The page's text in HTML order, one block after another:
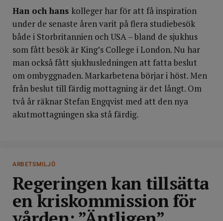
Han och hans kolleger har för att få inspiration
under de senaste åren varit på flera studiebesök
både i Storbritannien och USA – bland de sjukhus
som fått besök är King’s College i London. Nu har
man också fått sjukhusledningen att fatta beslut
om ombyggnaden. Markarbetena börjar i höst. Men
från beslut till färdig mottagning är det långt. Om
två år räknar Stefan Engqvist med att den nya
akutmottagningen ska stå färdig.
ARBETSMILJÖ
Regeringen kan tillsätta
en kriskommission för